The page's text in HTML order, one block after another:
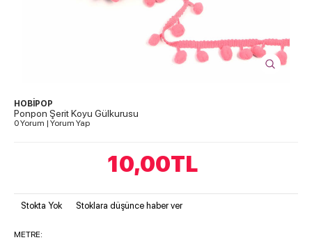
HOBİPOP
Ponpon Şerit Koyu Gülkurusu
0 Yorum | Yorum Yap
10,00TL
Stokta Yok Stoklara düşünce haber ver
METRE: